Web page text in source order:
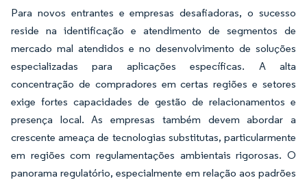
Para novos entrantes e empresas desafiadoras, o sucesso
reside na identificação e atendimento de segmentos de
mercado mal atendidos e no desenvolvimento de soluções
especializadas para aplicações específicas. A alta
concentração de compradores em certas regiões e setores
exige fortes capacidades de gestão de relacionamentos e
presença local. As empresas também devem abordar a
crescente ameaça de tecnologias substitutas, particularmente
em regiões com regulamentações ambientais rigorosas. O
panorama regulatório, especialmente em relação aos padrões